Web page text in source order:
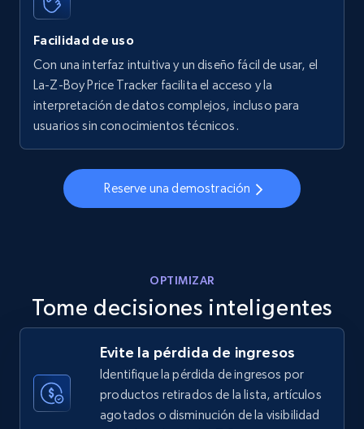
more.
Walmart - products - Collects products by
specific keywords
URL, Final price, Sku, Currency, Gtin,
Specifications, Image urls, Top reviews, and
using sku numbers
URL, Final price, Sku, Currency, Gtin,
Specifications, Image urls, Top reviews, and
Facilidad de uso
Con una interfaz intuitiva y un diseño fácil de usar, el
La-Z-Boy Price Tracker facilita el acceso y la
interpretación de datos complejos, incluso para
usuarios sin conocimientos técnicos.
Reserve una demostración
OPTIMIZAR
Tome decisiones inteligentes
Evite la pérdida de ingresos
Identifique la pérdida de ingresos por
productos retirados de la lista, artículos
agotados o disminución de la visibilidad